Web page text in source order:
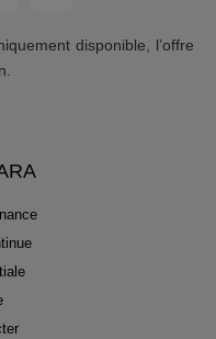
disponible, l’offre